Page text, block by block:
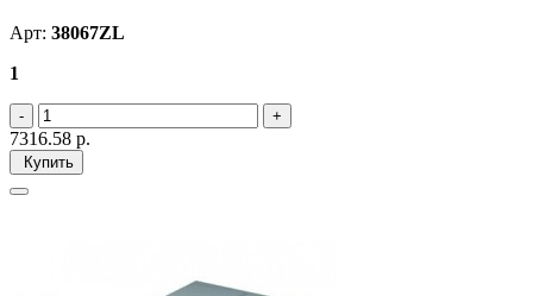
Арт: 38067ZL
1
7316.58 р.
Купить